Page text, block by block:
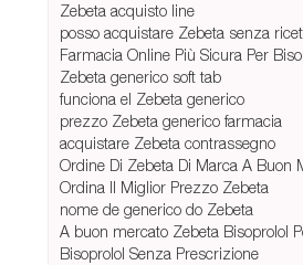
Zebeta acquisto line
posso acquistare Zebeta senza
Farmacia Online Più Sicura Per
Zebeta generico soft tab
funciona el Zebeta generico
prezzo Zebeta generico farmacia
acquistare Zebeta contrassegno
Ordine Di Zebeta Di Marca A Buon
Ordina Il Miglior Prezzo Zebeta
nome de generico do Zebeta
A buon mercato Zebeta Bisoprolol
Bisoprolol Senza Prescrizione